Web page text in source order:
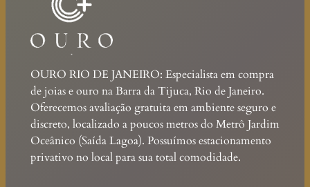
OURO RIO DE JANEIRO: Especialista em compra
de joias e ouro na Barra da Tijuca, Rio de Janeiro.
Oferecemos avaliação gratuita em ambiente seguro e
discreto, localizado a poucos metros do Metrô Jardim
Oceânico (Saída Lagoa). Possuímos estacionamento
privativo no local para sua total comodidade.